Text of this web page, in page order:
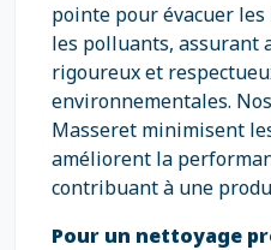
pointe pour évacuer
les polluants, assurant
rigoureux et
environnementales.
Masseret minimisent
améliorent la
contribuant à une
Pour un nettoyage